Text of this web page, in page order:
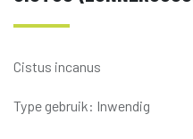
Cistus incanus
Type gebruik: Inwendig